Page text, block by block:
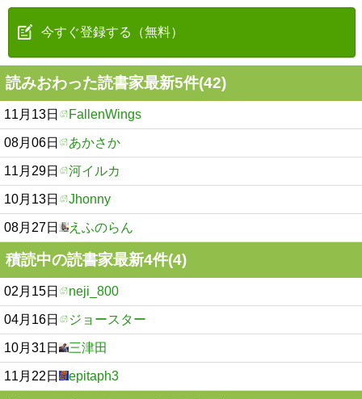
今すぐ登録する（無料）
読みおわった読書家最新5件(42)
11月13日 FallenWings
08月06日 あかさか
11月29日 河イルカ
10月13日 Jhonny
08月27日 えふのらん
積読中の読書家最新4件(4)
02月15日 neji_800
04月16日 ジョースター
10月31日 三津田
11月22日 epitaph3